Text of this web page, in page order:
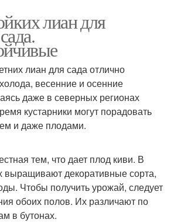
лиан для
лиан для сада отлично
весенние и осенние
даже в северных регионах
кустарники могут порадовать
и даже плодами.
тем, что дает плод киви. В
выращивают декоративные сорта,
Чтобы получить урожай, следует
обоих полов. Их различают по
в бутонах.